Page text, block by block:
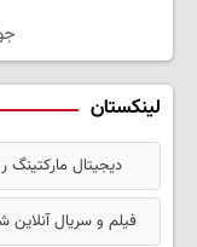
لینکستان
دیجیتال
فیلم و سریال